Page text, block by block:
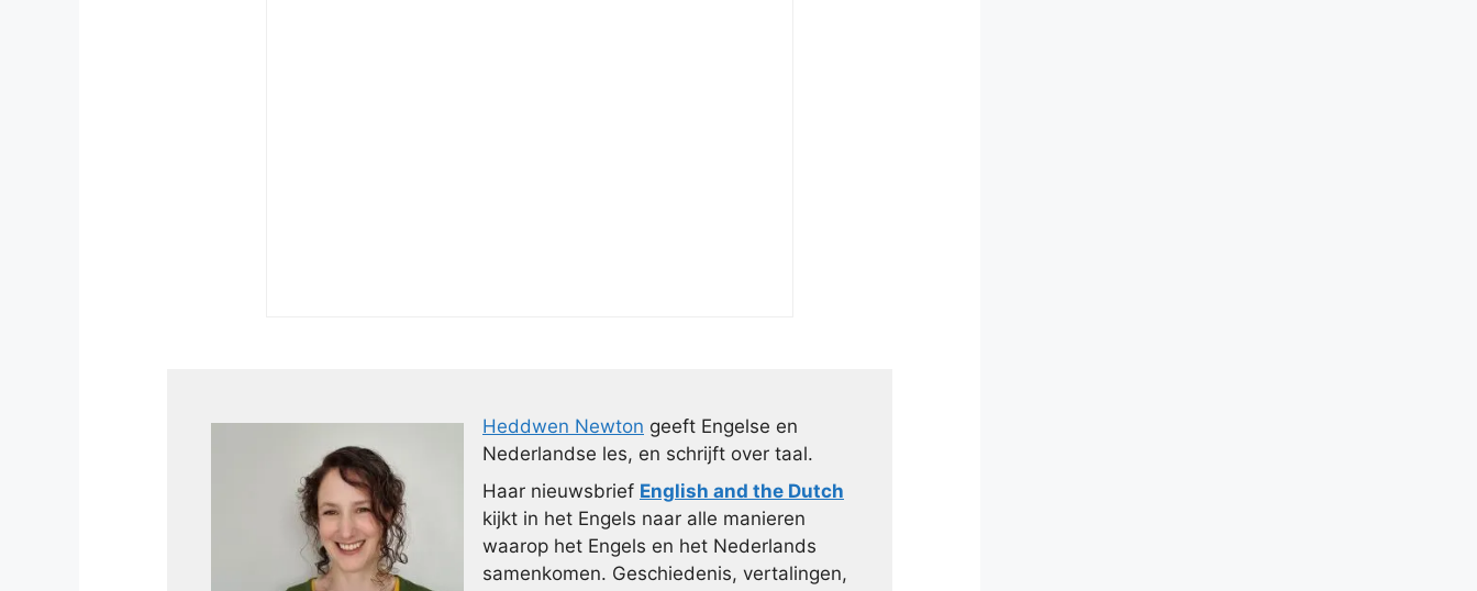
Heddwen Newton geeft Engelse en
Nederlandse les, en schrijft over taal.
Haar nieuwsbrief English and the Dutch
kijkt in het Engels naar alle manieren
waarop het Engels en het Nederlands
samenkomen. Geschiedenis, vertalingen,